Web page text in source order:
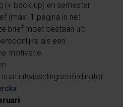
(+ back-up) en semester
(max. 1 pagina in het
brief moet bestaan uit
als een
motivatie.
naar uitwisselingscoördinator